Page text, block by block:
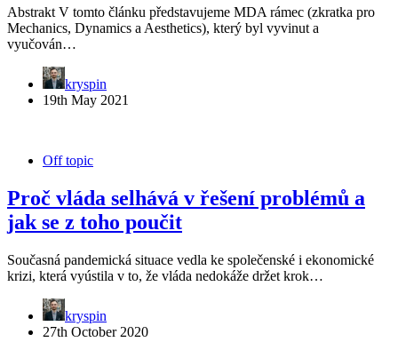
Abstrakt V tomto článku představujeme MDA rámec (zkratka pro
Mechanics, Dynamics a Aesthetics), který byl vyvinut a
vyučován…
kryspin
19th May 2021
Off topic
Proč vláda selhává v řešení problémů a
jak se z toho poučit
Současná pandemická situace vedla ke společenské i ekonomické
krizi, která vyústila v to, že vláda nedokáže držet krok…
kryspin
27th October 2020